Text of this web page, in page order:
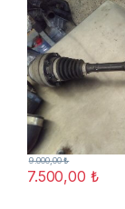
7.500,00 ₺
9.000,00₺